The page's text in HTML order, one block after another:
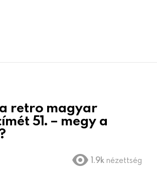
a retro magyar
51. – megy a
1.9k nézettség